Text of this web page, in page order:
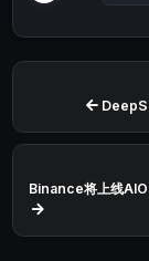
Binance将上线